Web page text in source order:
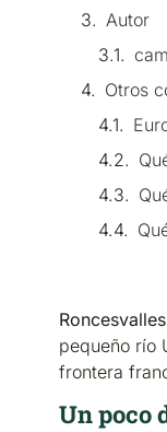
Autor
Otros
Roncesvalles
pequeño río
frontera
Un poco